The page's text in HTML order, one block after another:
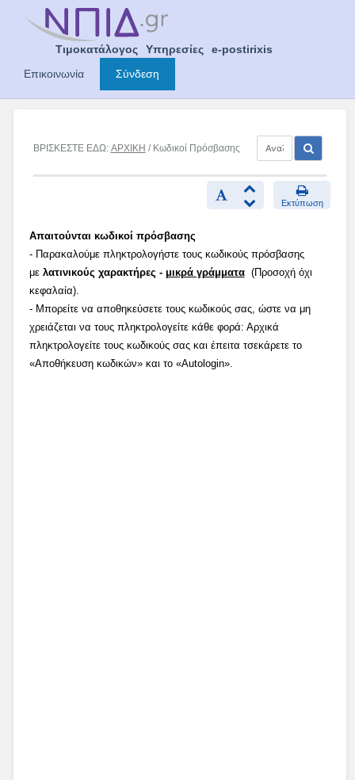
Τιμοκατάλογος Υπηρεσίες
e-postirixis
Επικοινωνία
Σύνδεση
ΒΡΙΣΚΕΣΤΕ ΕΔΩ: ΑΡΧΙΚΗ / Κωδικοί Πρόσβασης
Εκτύπωση
Απαιτούνται κωδικοί πρόσβασης
- Παρακαλούμε πληκτρολογήστε τους κωδικούς πρόσβασης
με λατινικούς χαρακτήρες - μικρά γράμματα(Προσοχή όχι
κεφαλαία).
- Μπορείτε να αποθηκεύσετε τους κωδικούς σας, ώστε να μη
χρειάζεται να τους πληκτρολογείτε κάθε φορά: Αρχικά
πληκτρολογείτε τους κωδικούς σας και έπειτα τσεκάρετε το
«Αποθήκευση κωδικών» και το «Autologin».